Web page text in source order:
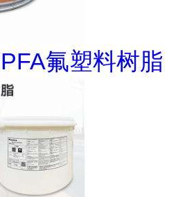
氟塑料树脂